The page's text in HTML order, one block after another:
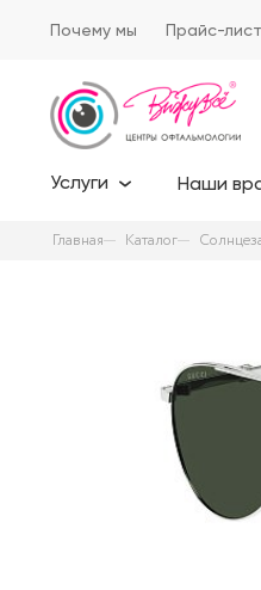
Почему мы Прайс-лист
Услуги Наши
Главная Каталог